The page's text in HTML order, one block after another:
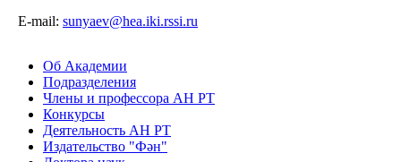
Е-mail: sunyaev@hea.iki.rssi.ru
Об Академии
Подразделения
Члены и профессора АН РТ
Конкурсы
Деятельность АН РТ
Издательство "Фән"